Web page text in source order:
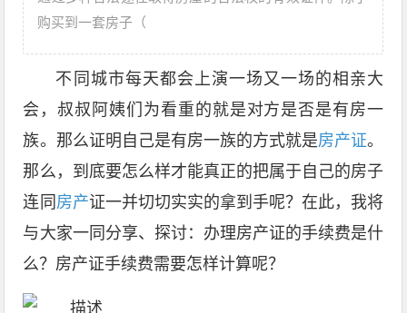
购买到一套房子（
不同城市每天都会上演一场又一场的相亲大
会，叔叔阿姨们为看重的就是对方是否是有房一
族。那么证明自己是有房一族的方式就是房产证。
那么，到底要怎么样才能真正的把属于自己的房子
连同 房产证一并切切实实的拿到手呢？在此，我将
与大家一同分享、探讨：办理房产证的手续费是什
么？房产证手续费需要怎样计算呢？